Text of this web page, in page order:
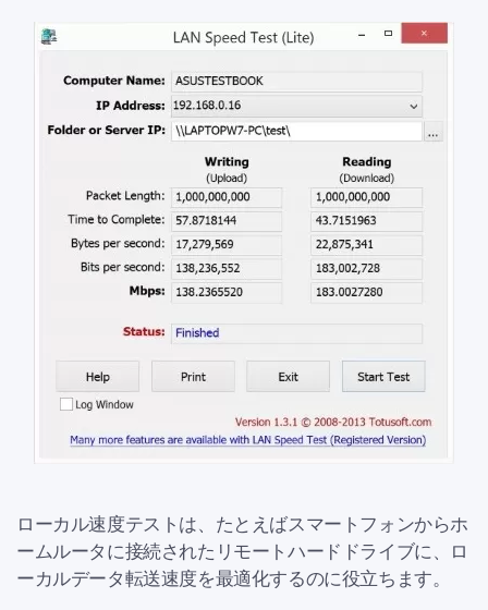
ローカル速度テストは、たとえばスマートフォンからホ
ームルータに接続されたリモートハードドライブに、ロ
ーカルデータ転送速度を最適化するのに役立ちます。